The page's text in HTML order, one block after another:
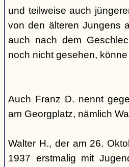
und teilweise auch
von den älteren Jungens
auch nach dem
noch nicht gesehen,
Auch Franz D. nennt
am Georgplatz, nämlich
Walter H., der am 26.
1937 erstmalig mit